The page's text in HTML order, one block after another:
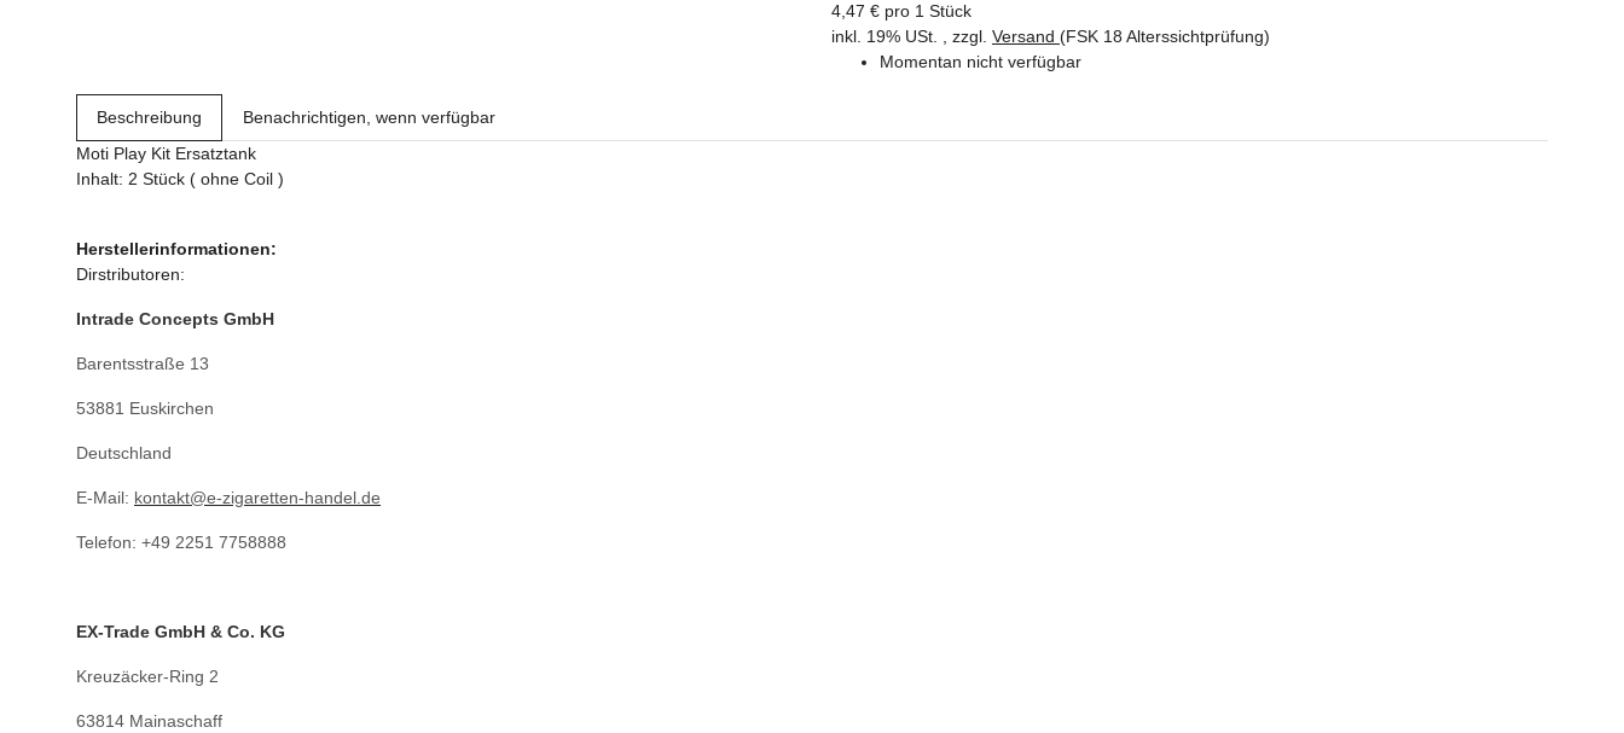
4,47 € pro 1 Stück
inkl. 19% USt. , zzgl. Versand (FSK 18 Alterssichtprüfung)
Momentan nicht verfügbar
Beschreibung
Benachrichtigen, wenn verfügbar
Moti Play Kit Ersatztank
Inhalt: 2 Stück ( ohne Coil )
Herstellerinformationen:
Dirstributoren:
Intrade Concepts GmbH
Barentsstraße 13
53881 Euskirchen
Deutschland
E-Mail: kontakt@e-zigaretten-handel.de
Telefon: +49 2251 7758888
EX-Trade GmbH & Co. KG
Kreuzäcker-Ring 2
63814 Mainaschaff